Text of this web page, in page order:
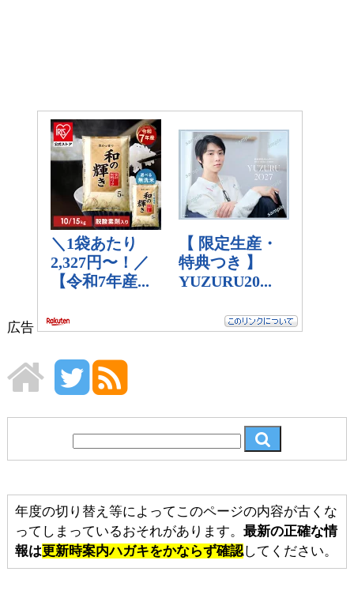
広告
年度の切り替え等によってこのページの内容が古くな
ってしまっているおそれがあります。 最新の正確な情
報は更新時案内ハガキをかならず確認してください。